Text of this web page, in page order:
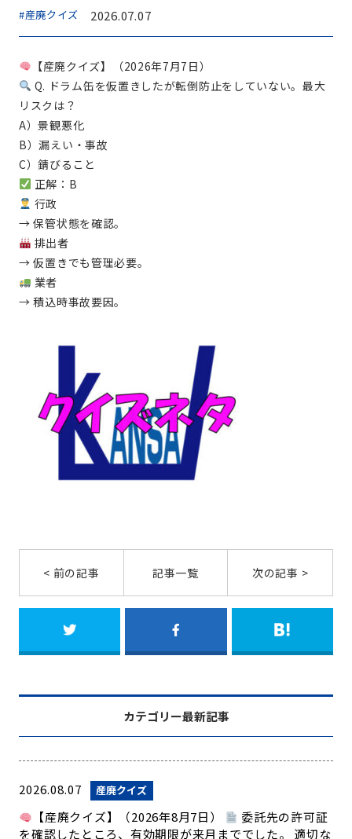
#産廃クイズ 2026.07.07
【産廃クイズ】（2026年7月7日）
Q. ドラム缶を仮置きしたが転倒防止をしていない。最大
リスクは？
A）景観悪化
B）漏えい・事故
C）錆びること
正解：B
行政
→ 保管状態を確認。
排出者
→ 仮置きでも管理必要。
業者
→ 積込時事故要因。
< 前の記事 記事一覧 次の記事 >
カテゴリー最新記事
2026.08.07 産廃クイズ
【産廃クイズ】（2026年8月7日）
委託先の許可証
を確認したところ、有効期限が来月まででした。 適切な